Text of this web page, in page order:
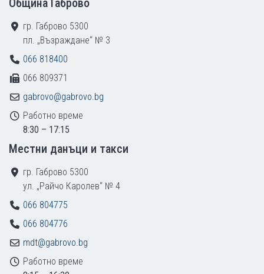
Община Габрово
гр. Габрово 5300
пл. „Възраждане“ № 3
066 818400
066 809371
gabrovo@gabrovo.bg
Работно време
8:30 – 17:15
Местни данъци и такси
гр. Габрово 5300
ул. „Райчо Каролев“ № 4
066 804775
066 804776
mdt@gabrovo.bg
Работно време